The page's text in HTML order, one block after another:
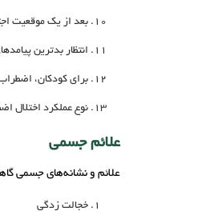
بعد از یک موقعیت
انتظار بدترین
برای کودکان،
نوع عملکرد اختلال
علائم جسمی
علائم و نشانه‌های جسمی
خجالت زدگی